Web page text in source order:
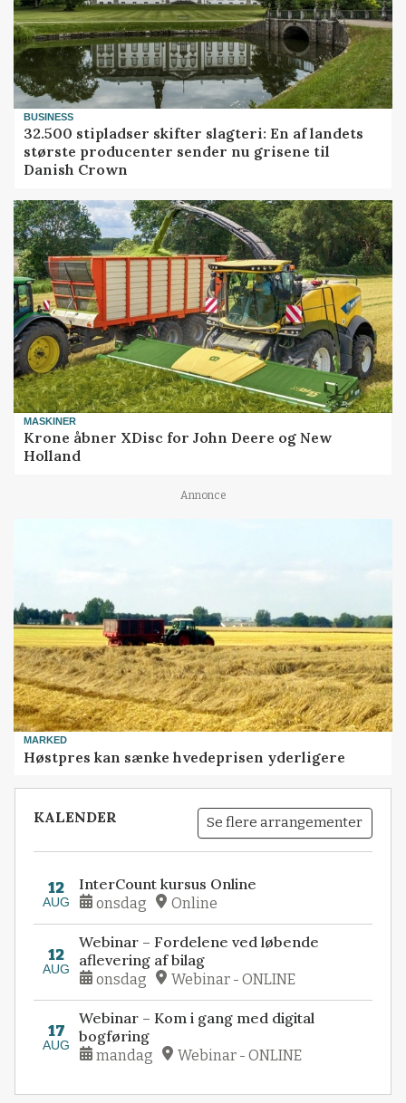
BUSINESS
32.500 stipladser skifter slagteri: En af landets
største producenter sender nu grisene til
Danish Crown
MASKINER
Krone åbner XDisc for John Deere og New
Holland
Annonce
MARKED
Høstpres kan sænke hvedeprisen yderligere
KALENDER Se flere arrangementer
12
AUG
InterCount kursus Online
onsdag Online
12
AUG
Webinar – Fordelene ved løbende
aflevering af bilag
onsdag Webinar - ONLINE
17
AUG
Webinar – Kom i gang med digital
bogføring
mandag Webinar - ONLINE